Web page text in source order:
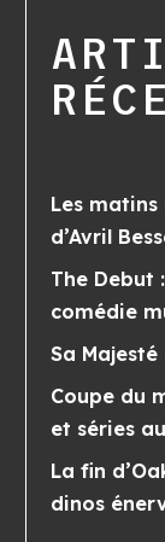
Les
d’Avril
The Debut
comédie
Sa
Coupe du
et séries
La fin
dinos